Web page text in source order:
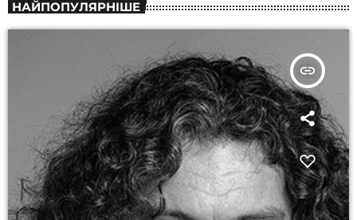
НАЙПОПУЛЯРНІШЕ
insert_link